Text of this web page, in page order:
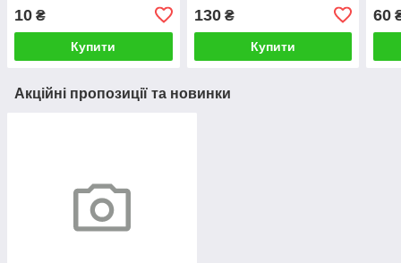
10 ₴
Купити
130₴
Купити
60
Акційні пропозиції та новинки